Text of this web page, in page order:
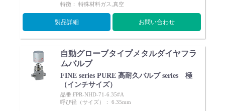
特徴： 特殊材料ガス,真空
製品詳細 お問い合わせ
自動グローブタイプメタルダイヤフラ
ムバルブ
FINE series PURE 高耐久バルブ series 極
（インチサイズ）
品番:FPR-NHD-71-6.35#A
呼び径（サイズ）： 6.35mm